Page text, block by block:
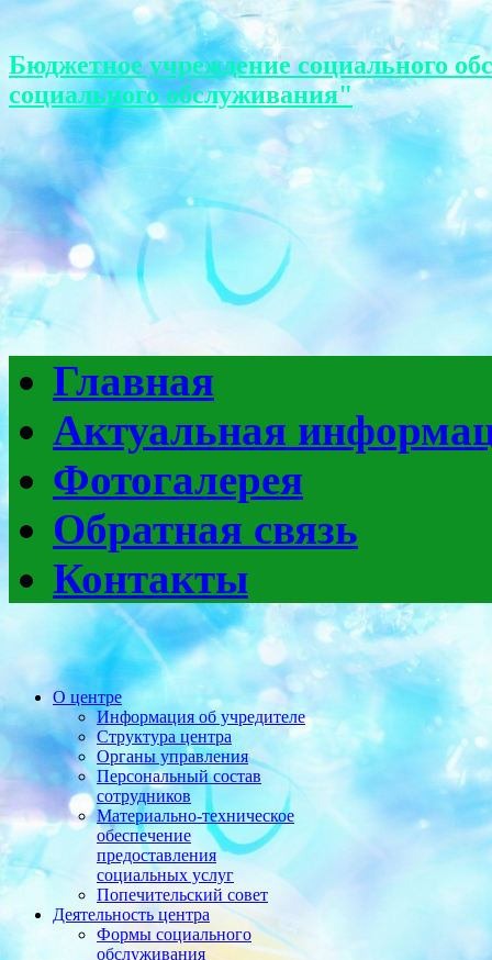
Бюджетное учреждение социального
социального обслуживания"
Главная
Актуальная
Фотогалерея
Обратная связь
Контакты
О центре
Информация об учредителе
Структура центра
Органы управления
Персональный состав
сотрудников
Материально-техническое
обеспечение
предоставления
социальных услуг
Попечительский совет
Деятельность центра
Формы социального
обслуживания